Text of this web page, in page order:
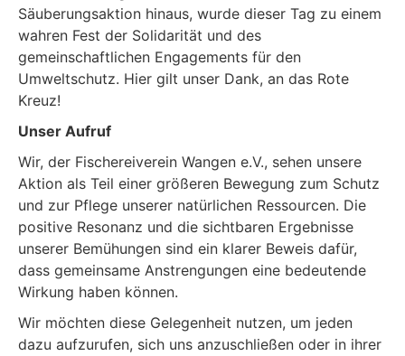
Säuberungsaktion hinaus, wurde dieser Tag zu einem
wahren Fest der Solidarität und des
gemeinschaftlichen Engagements für den
Umweltschutz. Hier gilt unser Dank, an das Rote
Kreuz!
Unser Aufruf
Wir, der Fischereiverein Wangen e.V., sehen unsere
Aktion als Teil einer größeren Bewegung zum Schutz
und zur Pflege unserer natürlichen Ressourcen. Die
positive Resonanz und die sichtbaren Ergebnisse
unserer Bemühungen sind ein klarer Beweis dafür,
dass gemeinsame Anstrengungen eine bedeutende
Wirkung haben können.
Wir möchten diese Gelegenheit nutzen, um jeden
dazu aufzurufen, sich uns anzuschließen oder in ihrer